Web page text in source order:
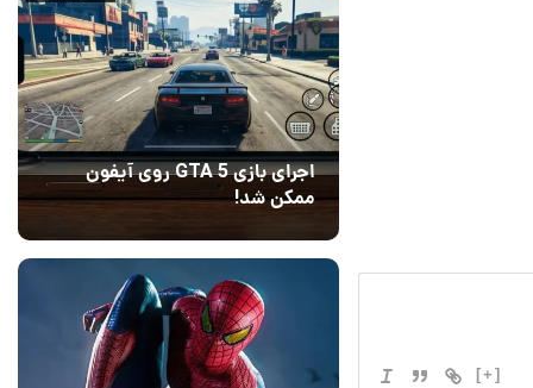
[+]
اجرای بازی GTA 5 روی آیفون
ممکن شد!